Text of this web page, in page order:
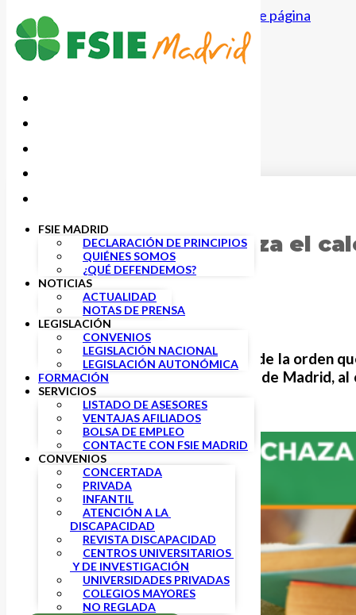
Saltar al contenido principal Saltar al pie de página
FSIE MADRID
DECLARACIÓN DE PRINCIPIOS
QUIÉNES SOMOS
¿QUÉ DEFENDEMOS?
NOTICIAS
ACTUALIDAD
NOTAS DE PRENSA
LEGISLACIÓN
CONVENIOS
LEGISLACIÓN NACIONAL
LEGISLACIÓN AUTONÓMICA
FORMACIÓN
SERVICIOS
LISTADO DE ASESORES
VENTAJAS AFILIADOS
BOLSA DE EMPLEO
CONTACTE CON FSIE MADRID
CONVENIOS
CONCERTADA
PRIVADA
INFANTIL
ATENCIÓN A LA
DISCAPACIDAD
REVISTA DISCAPACIDAD
CENTROS UNIVERSITARIOS
Y DE INVESTIGACIÓN
UNIVERSIDADES PRIVADAS
COLEGIOS MAYORES
NO REGLADA
FSIE Madrid rechaza el
colectivo
FSIE Madrid ha votado en contra de la orden
fondos públicos en la Comunidad de Madrid,
de la carga lectiva.